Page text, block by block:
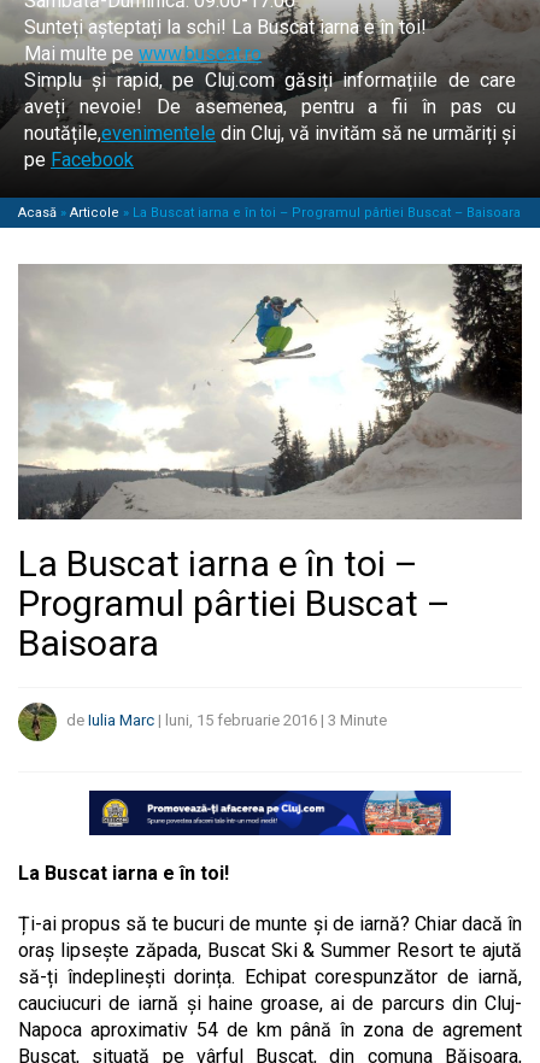
Sunteți așteptați la schi! La Buscat iarna e în toi!
Mai multe pe www.buscat.ro
Simplu și rapid, pe Cluj.com găsiți informațiile de care
aveți nevoie! De asemenea, pentru a fii în pas cu
noutățile,evenimentele din Cluj, vă invităm să ne urmăriți și
pe Facebook
Acasă » Articole » La Buscat iarna e în toi – Programul pârtiei Buscat – Baisoara
La Buscat iarna e în toi –
Programul pârtiei Buscat –
Baisoara
de Iulia Marc | luni, 15 februarie 2016 | 3 Minute
La Buscat iarna e în toi!
Ți-ai propus să te bucuri de munte și de iarnă? Chiar dacă în
oraș lipsește zăpada, Buscat Ski & Summer Resort te ajută
să-ți îndeplinești dorința. Echipat corespunzător de iarnă,
cauciucuri de iarnă și haine groase, ai de parcurs din Cluj-
Napoca aproximativ 54 de km până în zona de agrement
Buscat, situată pe vârful Buscat, din comuna Băișoara,